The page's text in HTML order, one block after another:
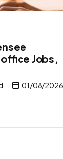
Jobs,
01/08/2026